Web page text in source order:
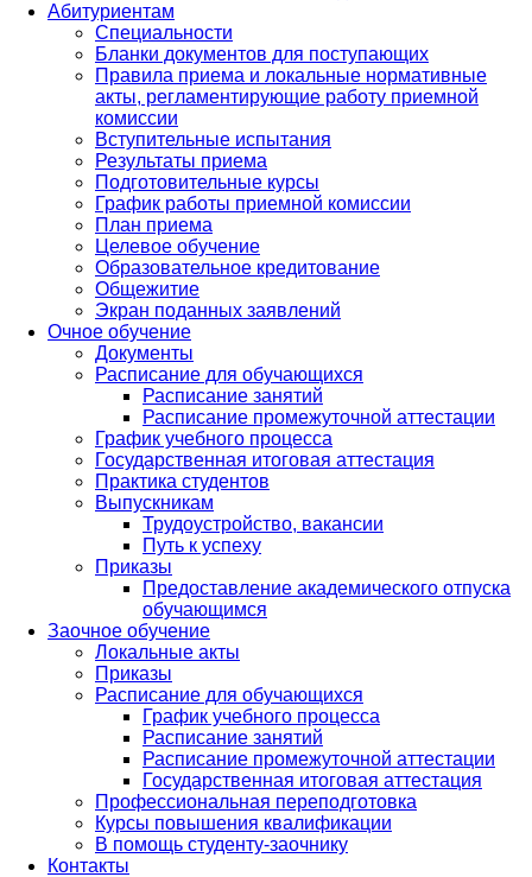
Абитуриентам
Специальности
Бланки документов для поступающих
Правила приема и локальные нормативные
акты, регламентирующие работу приемной
комиссии
Вступительные испытания
Результаты приема
Подготовительные курсы
График работы приемной комиссии
План приема
Целевое обучение
Образовательное кредитование
Общежитие
Экран поданных заявлений
Очное обучение
Документы
Расписание для обучающихся
Расписание занятий
Расписание промежуточной аттестации
График учебного процесса
Государственная итоговая аттестация
Практика студентов
Выпускникам
Трудоустройство, вакансии
Путь к успеху
Приказы
Предоставление академического отпуска
обучающимся
Заочное обучение
Локальные акты
Приказы
Расписание для обучающихся
График учебного процесса
Расписание занятий
Расписание промежуточной аттестации
Государственная итоговая аттестация
Профессиональная переподготовка
Курсы повышения квалификации
В помощь студенту-заочнику
Контакты